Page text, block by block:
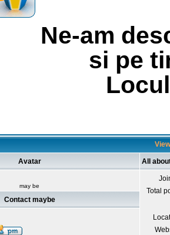
Ne-am
si pe
Avatar All
may be
Total
Contact maybe